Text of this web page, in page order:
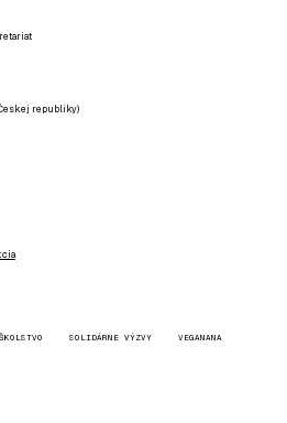
republiky)
ŠKOLSTVO SOLIDÁRNE VÝZVY VEGANANA